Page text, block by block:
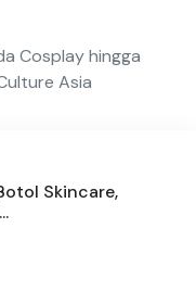
Cosplay hingga
Asia
Skincare,